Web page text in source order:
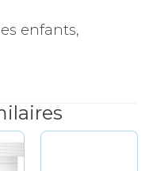
enfants,